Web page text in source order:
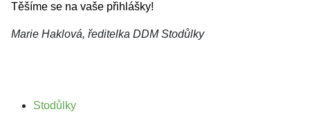
Těšíme se na vaše přihlášky!
Marie Haklová, ředitelka DDM Stodůlky
Stodůlky